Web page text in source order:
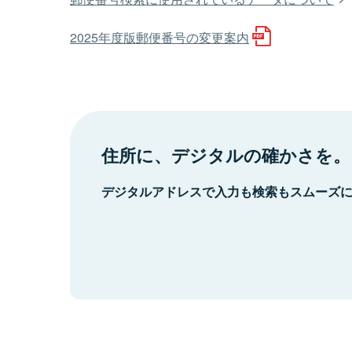
2025年度版郵便番号の変更案内
住所に、デジタルの確かさを。
デジタルアドレスで入力も検索もスムーズ